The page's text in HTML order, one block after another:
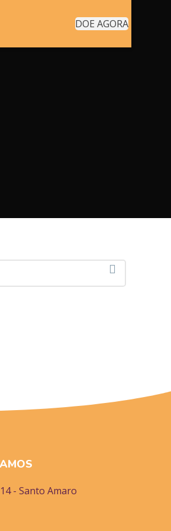
DOE AGORA
- Santo Amaro